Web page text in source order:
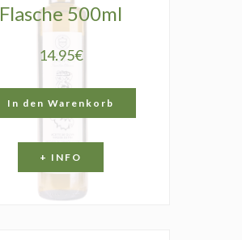
Flasche 500ml
14.95€
In den Warenkorb
+ INFO